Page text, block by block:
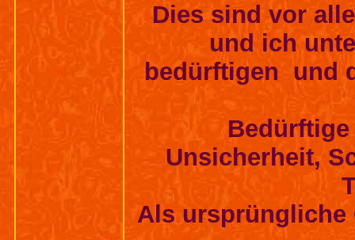
Dies sind vor
und ich
bedürftigen und
Unsicherheit,
Als ursprüngliche